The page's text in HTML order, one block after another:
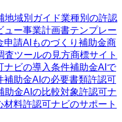
地域別ガイド業種別の許認
ュー事業計画書テンプレー
申請AI ものづくり補助金商
査ツールの見方商標サイト
ナビの導入条件補助金AIで
補助金AIの必要書類許認可
助金AIの比較対象許認可ナ
材料許認可ナビのサポート